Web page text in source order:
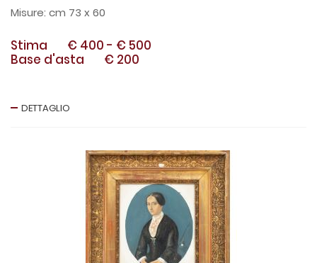
cm 73 x 60
Stima € 400 - € 500
Base d'asta
€ 200
DETTAGLIO